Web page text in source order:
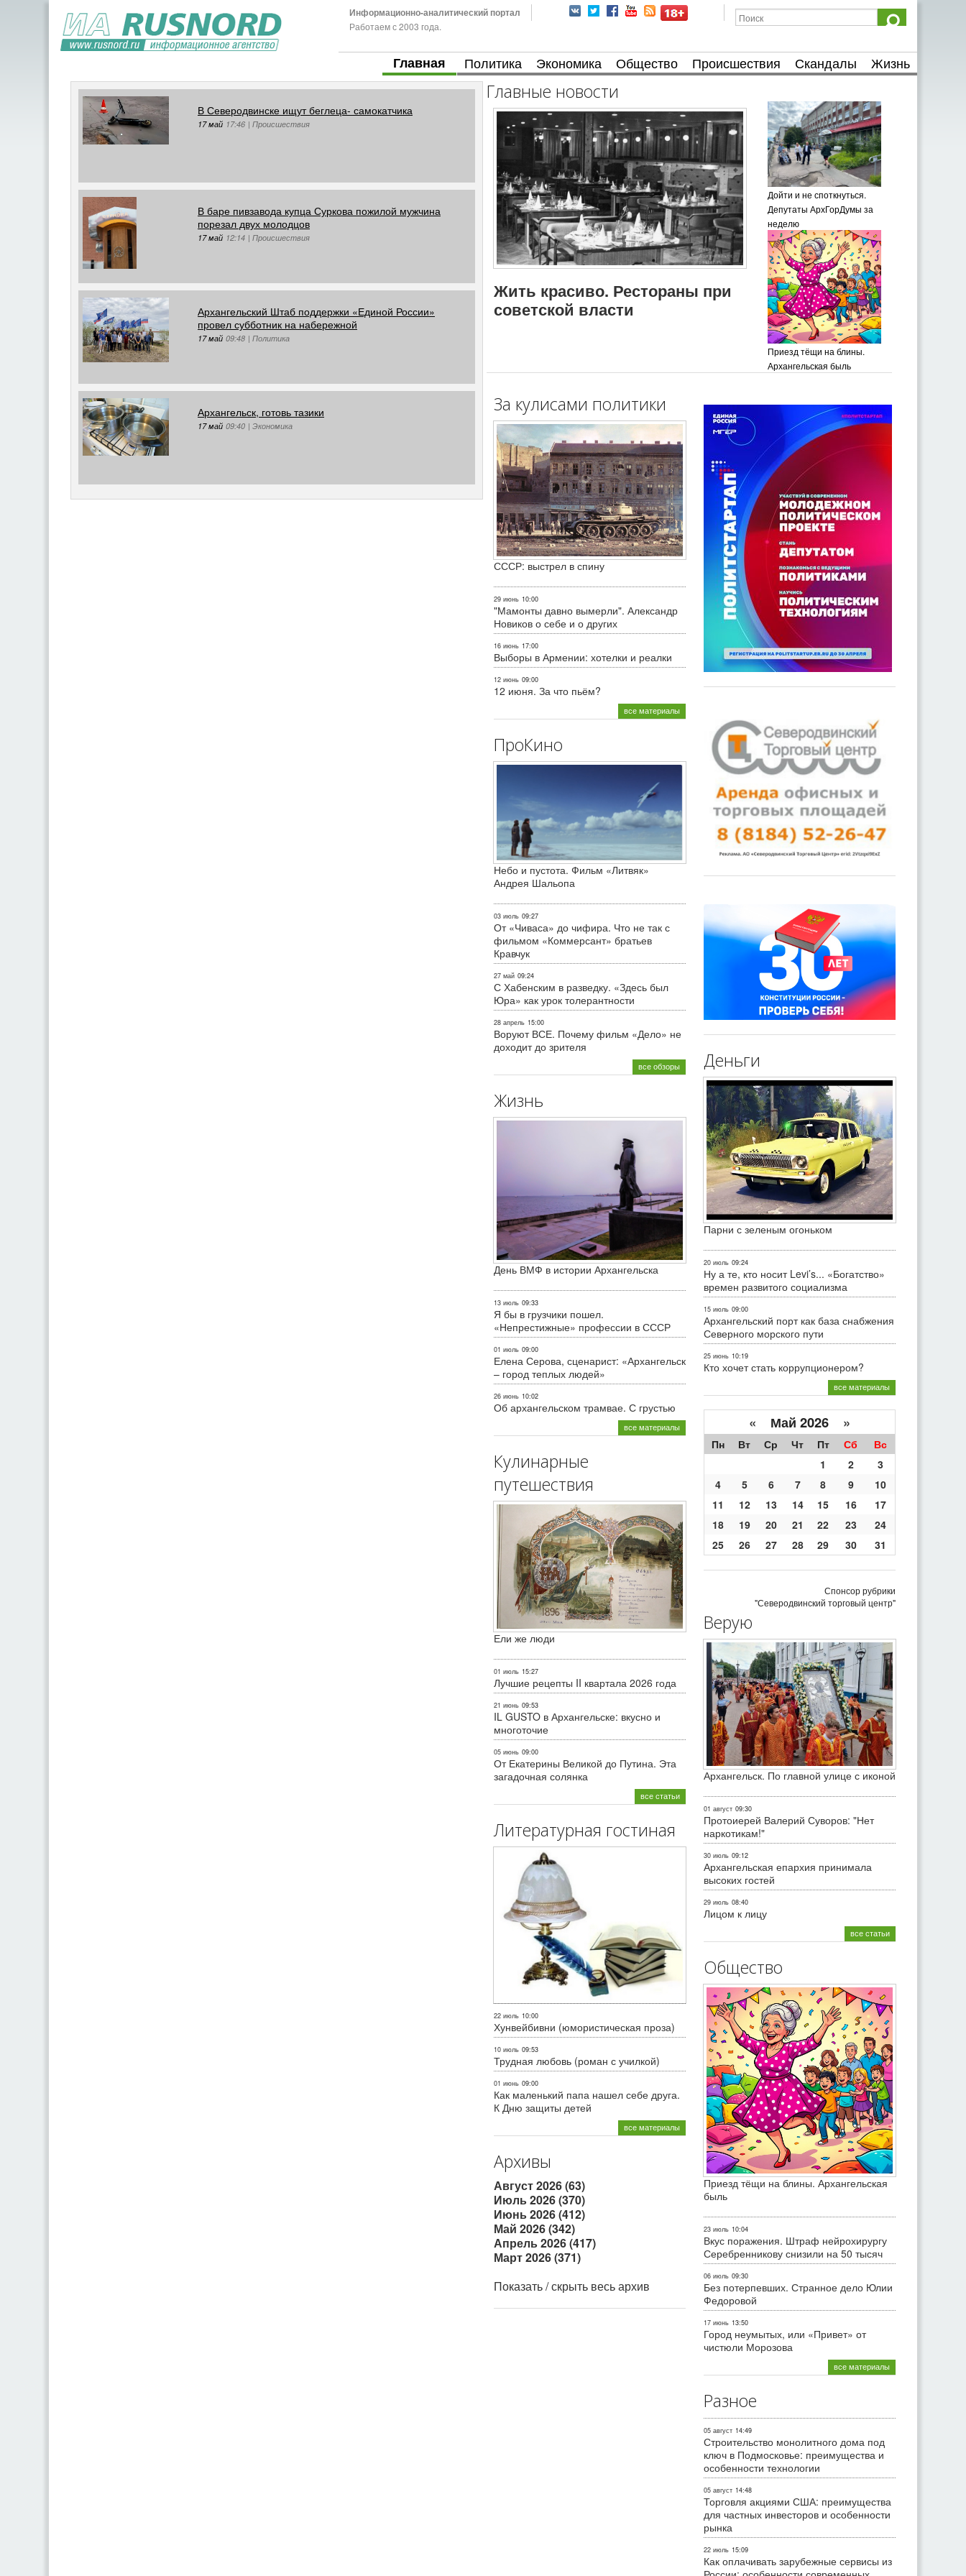
Информационно-аналитический портал
Работаем с 2003 года.
Главная Политика Экономика Общество Происшествия Скандалы Жизнь
В Северодвинске ищут беглеца- самокатчика
17 май 17:46 | Происшествия
В баре пивзавода купца Суркова пожилой мужчина
порезал двух молодцов
17 май 12:14 | Происшествия
Архангельский Штаб поддержки «Единой России»
провел субботник на набережной
17 май 09:48 | Политика
Архангельск, готовь тазики
17 май 09:40 | Экономика
Главные новости
Жить красиво. Рестораны при
советской власти
Дойти и не споткнуться.
Депутаты АрхГорДумы за
неделю
Приезд тёщи на блины.
Архангельская быль
За кулисами политики
СССР: выстрел в спину
29 июнь 10:00
"Мамонты давно вымерли". Александр
Новиков о себе и о других
16 июнь 17:00
Выборы в Армении: хотелки и реалки
12 июнь 09:00
12 июня. За что пьём?
все материалы
ПроКино
Небо и пустота. Фильм «Литвяк»
Андрея Шальопа
03 июль 09:27
От «Чиваса» до чифира. Что не так с
фильмом «Коммерсант» братьев
Кравчук
27 май 09:24
С Хабенским в разведку. «Здесь был
Юра» как урок толерантности
28 апрель 15:00
Воруют ВСЕ. Почему фильм «Дело» не
доходит до зрителя
все обзоры
Жизнь
День ВМФ в истории Архангельска
13 июль 09:33
Я бы в грузчики пошел.
«Непрестижные» профессии в СССР
01 июль 09:00
Елена Серова, сценарист: «Архангельск
– город теплых людей»
26 июнь 10:02
Об архангельском трамвае. С грустью
все материалы
Кулинарные
путешествия
Ели же люди
01 июль 15:27
Лучшие рецепты II квартала 2026 года
21 июнь 09:53
IL GUSTO в Архангельске: вкусно и
многоточие
05 июнь 09:00
От Екатерины Великой до Путина. Эта
загадочная солянка
все статьи
Литературная гостиная
22 июль 10:00
Хунвейбивни (юмористическая проза)
10 июль 09:53
Трудная любовь (роман с училкой)
01 июнь 09:00
Как маленький папа нашел себе друга.
К Дню защиты детей
все материалы
Архивы
Август 2026 (63)
Июль 2026 (370)
Июнь 2026 (412)
Май 2026 (342)
Апрель 2026 (417)
Март 2026 (371)
Показать / скрыть весь архив
Деньги
Парни с зеленым огоньком
20 июль 09:24
Ну а те, кто носит Levi’s... «Богатство»
времен развитого социализма
15 июль 09:00
Архангельский порт как база снабжения
Северного морского пути
25 июнь 10:19
Кто хочет стать коррупционером?
все материалы
« Май 2026 »
Пн Вт Ср Чт Пт Сб
Вс
1
2
3
4
5 6 7 8 9
10
11
12 13 14 15 16
17
18
19 20 21 22 23
24
25
26 27 28 29 30 31
Спонсор рубрики
"Северодвинский торговый центр"
Верую
Архангельск. По главной улице с иконой
01 август 09:30
Протоиерей Валерий Суворов: "Нет
наркотикам!"
30 июль 09:12
Архангельская епархия принимала
высоких гостей
29 июль 08:40
Лицом к лицу
все статьи
Общество
Приезд тёщи на блины. Архангельская
быль
23 июль 10:04
Вкус поражения. Штраф нейрохирургу
Серебренникову снизили на 50 тысяч
06 июль 09:30
Без потерпевших. Странное дело Юлии
Федоровой
17 июнь 13:50
Город неумытых, или «Привет» от
чистюли Морозова
все материалы
Разное
05 август 14:49
Строительство монолитного дома под
ключ в Подмосковье: преимущества и
особенности технологии
05 август 14:48
Торговля акциями США: преимущества
для частных инвесторов и особенности
рынка
22 июль 15:09
Как оплачивать зарубежные сервисы из